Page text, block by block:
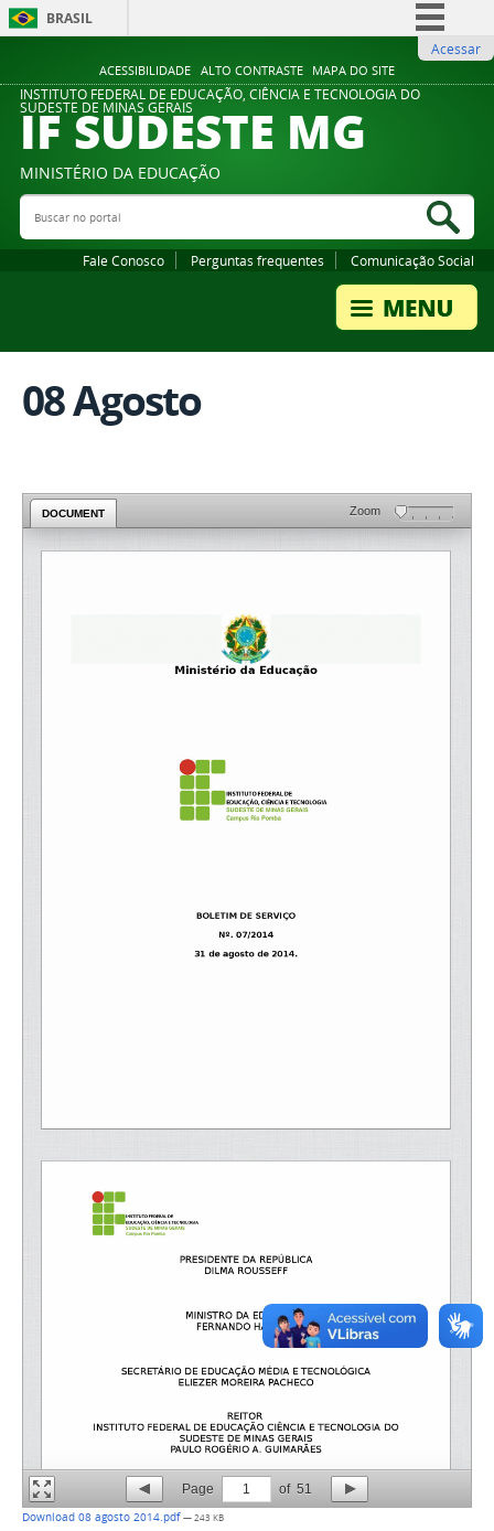
ACESSIBILIDADE ALTO CONTRASTE MAPA DO SITE
BRASIL
Comunica BR
Participe
Legislação
Acessar
INSTITUTO FEDERAL DE EDUCAÇÃO, CIÊNCIA E TECNOLOGIA DO
SUDESTE DE MINAS GERAIS
IF SUDESTE MG
MINISTÉRIO DA EDUCAÇÃO
Buscar no portal
Fale Conosco Perguntas frequentes Comunicação Social
08 Agosto
DOCUMENT Zoom
Page 1 of 51
Download 08 agosto 2014.pdf— 243 KB